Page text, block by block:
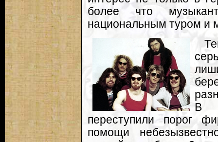
более что
национальным туром и
В
переступили порог
помощи